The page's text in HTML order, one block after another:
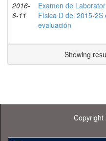
2016-
6-11
Examen de
Física D del 2015-2S
evaluación
Showing
Copyright